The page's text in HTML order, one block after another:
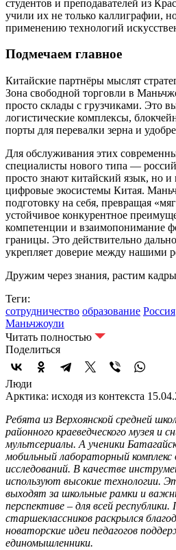
студентов и преподавателей из
учили их не только каллиграфии,
применению технологий
Подмечаем главное
Китайские партнёры мыслят
Зона свободной торговли в
просто склады с грузчиками. Это
логистические комплексы,
порты для перевалки зерна и
Для обслуживания этих
специалисты нового типа —
просто знают китайский язык, но
цифровые экосистемы Китая.
подготовку на себя, превращая
устойчивое конкурентное
компетенции и взаимопонимание
границы. Это действительно
укрепляет доверие между нашими
Дружим через знания, растим
Теги:
сотрудничество образование Россия
Маньчжоули
Читать полностью
Поделиться
Люди
Арктика: исходя из контекста
Ребята из Верхоянской средней
районного краеведческого музея и
мультсериалы. А ученики
мобильный лабораторный комплекс
исследований. В качестве
используют высокие технологии.
выходят за школьные рамки и
перспективе – для всей
старшеклассников раскрылся
новаторские идеи педагогов
единомышленники.